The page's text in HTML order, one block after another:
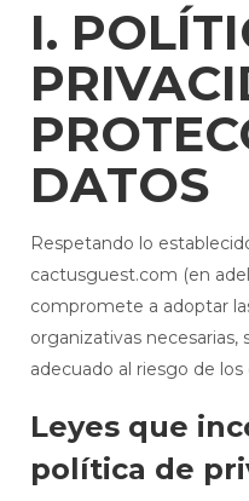
I.
DATOS
Respetando lo
cactusguest.com (en
compromete a adoptar
organizativas
adecuado al riesgo de
Leyes que
política de